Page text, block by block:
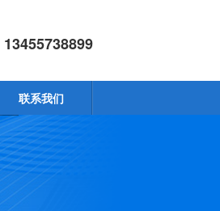
13455738899
联系我们